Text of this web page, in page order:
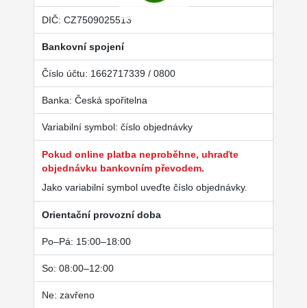
DIČ: CZ7509025513
Bankovní spojení
Číslo účtu: 1662717339 / 0800
Banka: Česká spořitelna
Variabilní symbol: číslo objednávky
Pokud online platba neproběhne, uhraďte
objednávku bankovním převodem.
Jako variabilní symbol uveďte číslo objednávky.
Orientační provozní doba
Po–Pá: 15:00–18:00
So: 08:00–12:00
Ne: zavřeno